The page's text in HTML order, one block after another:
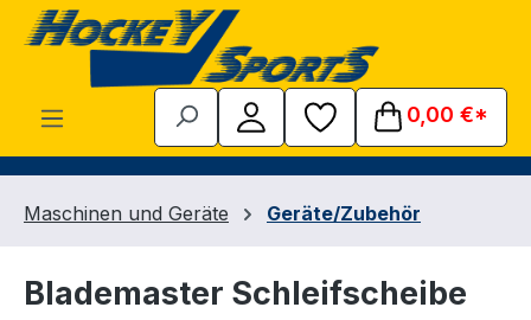
Zum Hauptinhalt springen
0,00 €*
Maschinen und Geräte Geräte/Zubehör
Blademaster Schleifscheibe